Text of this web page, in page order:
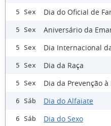
5 Sex Dia do Oficial de
5 Sex Aniversário da
5 Sex Dia Internacional
5 Sex Dia da Raça
5 Sex Dia da Prevenção
6 Sáb Dia do Alfaiate
6 Sáb Dia do Sexo